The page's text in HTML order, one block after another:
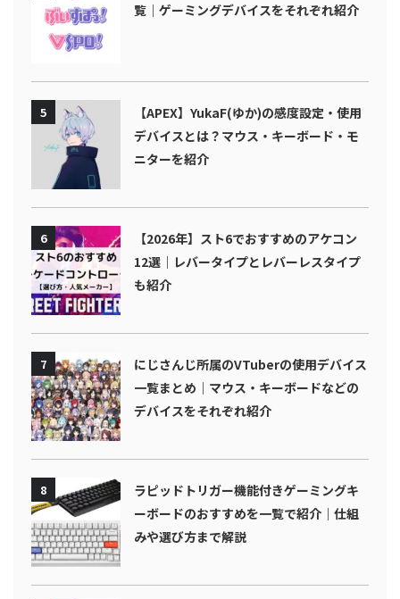
覧｜ゲーミングデバイスをそれぞれ紹介
5
【APEX】YukaF(ゆか)の感度設定・使用
デバイスとは？マウス・キーボード・モ
ニターを紹介
6
【2026年】スト6でおすすめのアケコン
12選｜レバータイプとレバーレスタイプ
も紹介
7
にじさんじ所属のVTuberの使用デバイス
一覧まとめ｜マウス・キーボードなどの
デバイスをそれぞれ紹介
8
ラピッドトリガー機能付きゲーミングキ
ーボードのおすすめを一覧で紹介｜仕組
みや選び方まで解説